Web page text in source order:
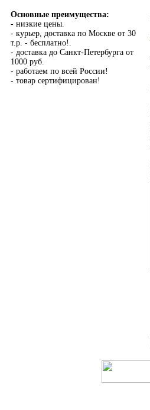
Основные преимущества:
- низкие цены.
- курьер, доставка по Москве от 30
т.р. - бесплатно!.
- доставка до Санкт-Петербурга от
1000 руб.
- работаем по всей России!
- товар сертифицирован!